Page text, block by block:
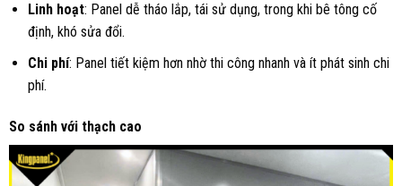
Linh hoạt: Panel dễ tháo lắp, tái sử dụng, trong khi bê tông cố
định, khó sửa đổi.
Chi phí: Panel tiết kiệm hơn nhờ thi công nhanh và ít phát sinh chi
phí.
So sánh với thạch cao